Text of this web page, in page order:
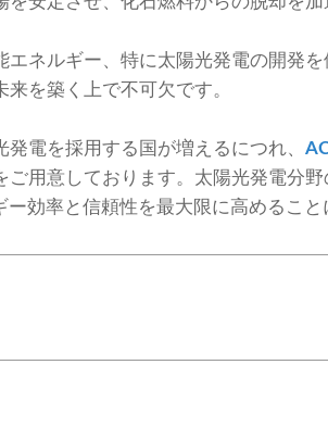
ネルギー、特に太陽光発電の開発
を築く上で不可欠です。
電を採用する国が増えるにつれ、
用意しております。太陽光発電分
効率と信頼性を最大限に高めること